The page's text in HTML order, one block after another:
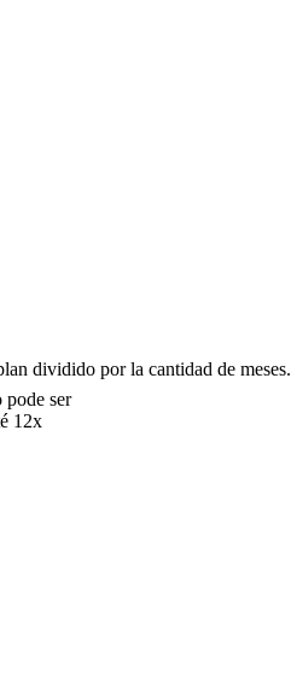
dividido por la cantidad de meses.